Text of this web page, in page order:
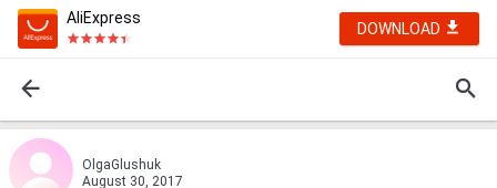
AliExpress
DOWNLOAD
OlgaGlushuk
August 30, 2017